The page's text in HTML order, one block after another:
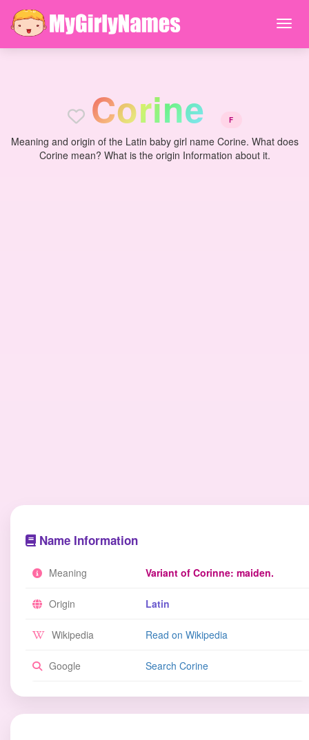
Corine F
Meaning and origin of the Latin baby girl name Corine. What does
Corine mean? What is the origin Information about it.
Name Information
Meaning Variant of Corinne: maiden.
Origin Latin
Wikipedia Read on Wikipedia
Google Search Corine